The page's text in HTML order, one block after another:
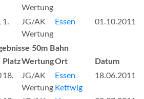
Wertung
1.
JG/AK
Wertung
Essen 01.10.2011
50m Bahn
PlatzWertungOrt
Datum
18.
JG/AK
Wertung
Essen
Kettwig
18.06.2011